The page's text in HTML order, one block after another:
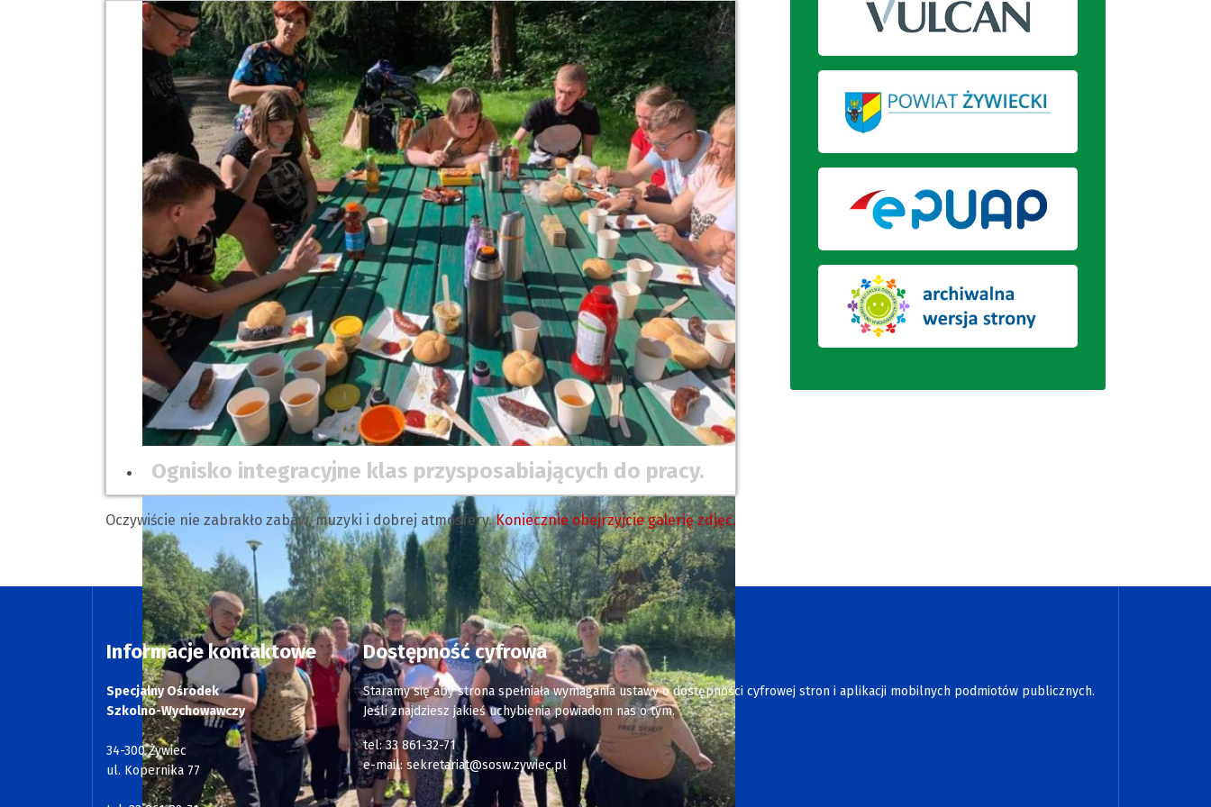
Ognisko integracyjne klas przysposabiających do pracy.
Oczywiście nie zabrakło zabaw, muzyki i dobrej atmosfery.Koniecznie obejrzyjcie galerię zdjęć.
Informacje kontaktowe
Specjalny Ośrodek
Szkolno-Wychowawczy
34-300 Żywiec
ul. Kopernika 77
Dostępność cyfrowa
Staramy się aby strona spełniała wymagania ustawy o dostępności cyfrowej stron i aplikacji mobilnych podmiotów publicznych.
Jeśli znajdziesz jakieś uchybienia powiadom nas o tym.
tel: 33 861-32-71
e-mail:sekretariat@sosw.zywiec.pl